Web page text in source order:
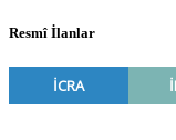
Resmî İlanlar